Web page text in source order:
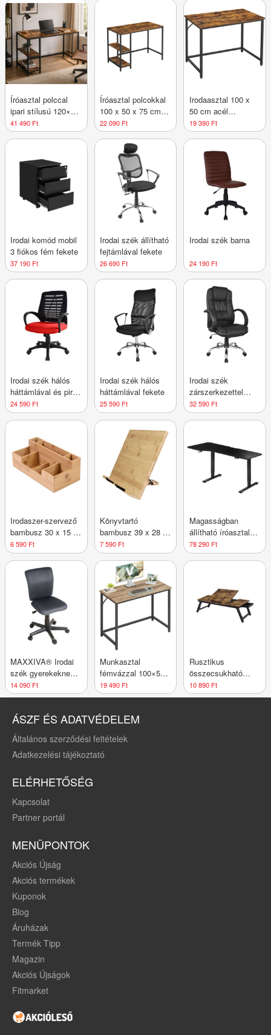
Íróasztal polccal
ipari stílusú 120×60
cm barna
41 490 Ft
Íróasztal polcokkal
100 x 50 x 75 cm
rusztikus barna
22 090 Ft
Irodaasztal 100 x
50 cm acél
rusztikus barna
19 390 Ft
Irodai komód mobil
3 fiókos fém fekete
37 190 Ft
Irodai szék állítható
fejtámlával fekete
26 690 Ft
Irodai szék barna
24 190 Ft
Irodai szék hálós
háttámlával és piros
ülőfelülettel
24 590 Ft
Irodai szék hálós
háttámlával fekete
25 590 Ft
Irodai szék
zárszerkezettel
fekete
32 590 Ft
Irodaszer-szervező
bambusz 30 x 15 x
11 cm
6 590 Ft
Könyvtartó
bambusz 39 x 28 x
4,2 cm
7 590 Ft
Magasságban
állítható íróasztal
160 x 75 cm fekete
78 290 Ft
MAXXIVA® Irodai
szék gyerekeknek
85 cm szürke
14 090 Ft
Munkasztal
fémvázzal 100×50
cm barna/fekete
19 490 Ft
Rusztikus
összecsukható
laptopasztal 71 x 35
x 23 cm
10 890 Ft
ÁSZF ÉS ADATVÉDELEM
Általános szerződési feltételek
Adatkezelési tájékoztató
ELÉRHETŐSÉG
Kapcsolat
Partner portál
MENÜPONTOK
Akciós Újság
Akciós termékek
Kuponok
Blog
Áruházak
Termék Tipp
Magazin
Akciós Újságok
Fitmarket